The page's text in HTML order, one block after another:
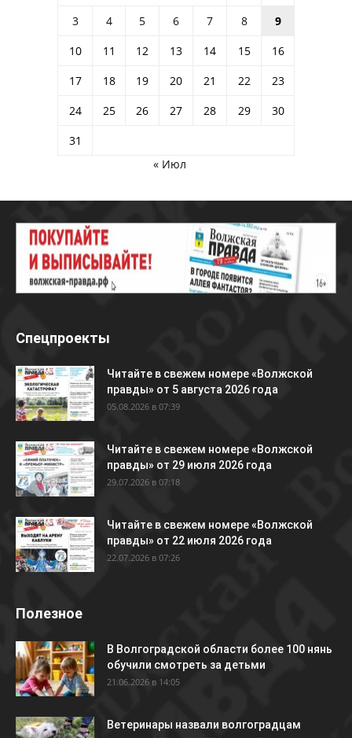
3
4 5 6 7 8
9
10
11 12 13 14 15
16
17
18 19 20 21 22
23
24
25 26 27 28 29
30
31
« Июл
Спецпроекты
Читайте в свежем номере «Волжской
правды» от 5 августа 2026 года
05.08.2026 в 07:39
Читайте в свежем номере «Волжской
правды» от 29 июля 2026 года
29.07.2026 в 07:18
Читайте в свежем номере «Волжской
правды» от 22 июля 2026 года
22.07.2026 в 07:26
Полезное
В Волгоградской области более 100 нянь
обучили смотреть за детьми
21.06.2026 в 14:05
Ветеринары назвали волгоградцам